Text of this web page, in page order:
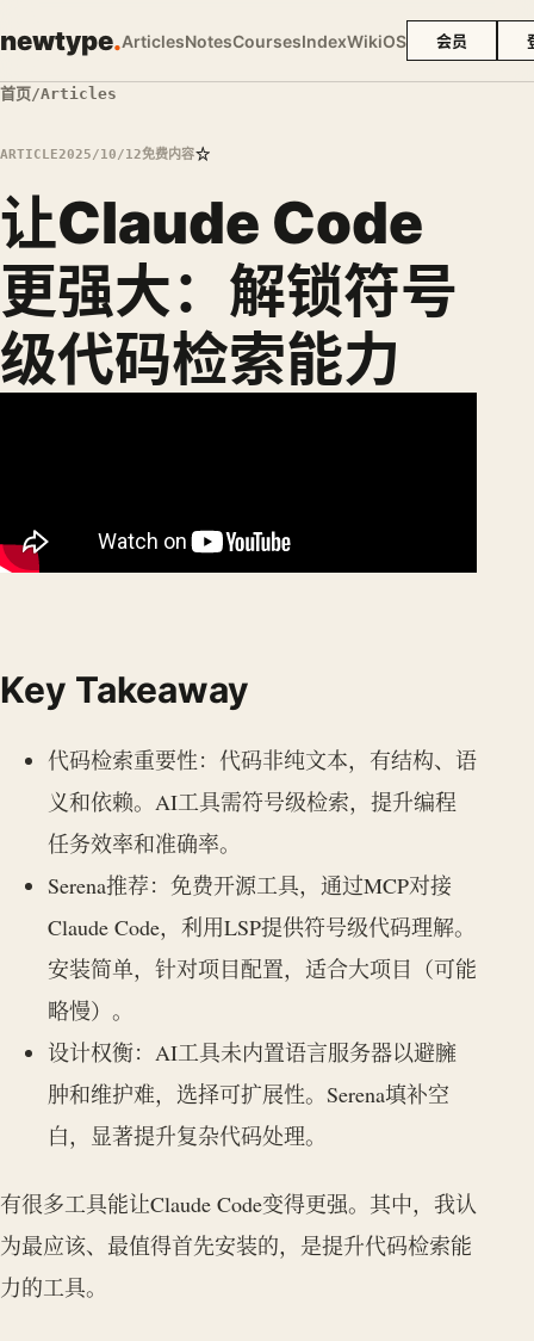
newtype.ArticlesNotesCoursesIndexWikiOS 会员
首页/Articles
ARTICLE2025/10/12免费内容☆
让Claude Code
更强大：解锁符号
级代码检索能力
Key Takeaway
代码检索重要性：代码非纯文本，有结构、语
义和依赖。AI工具需符号级检索，提升编程
任务效率和准确率。
Serena推荐：免费开源工具，通过MCP对接
Claude Code，利用LSP提供符号级代码理解。
安装简单，针对项目配置，适合大项目（可能
略慢）。
设计权衡：AI工具未内置语言服务器以避臃
肿和维护难，选择可扩展性。Serena填补空
白，显著提升复杂代码处理。
有很多工具能让Claude Code变得更强。其中，我认
为最应该、最值得首先安装的，是提升代码检索能
力的工具。